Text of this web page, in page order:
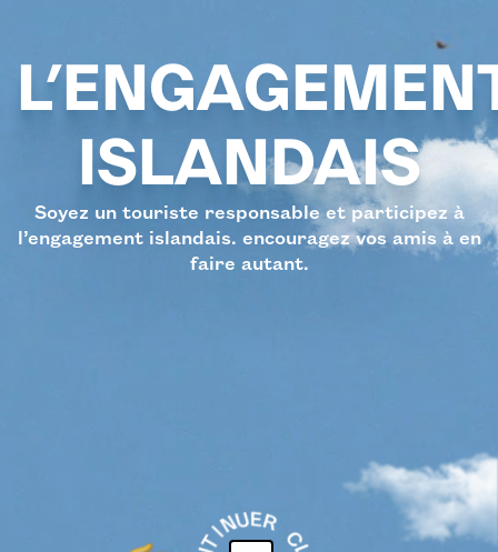
ISLANDAIS
Soyez un touriste responsable et participez à
l’engagement islandais. encouragez vos amis à en
faire autant.